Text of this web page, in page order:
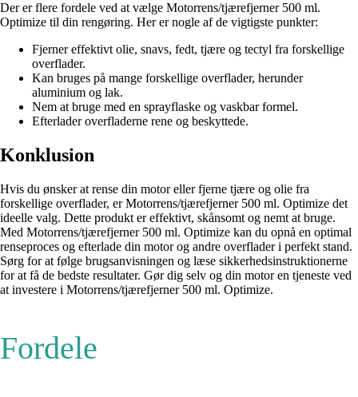
Der er flere fordele ved at vælge Motorrens/tjærefjerner 500 ml.
Optimize til din rengøring. Her er nogle af de vigtigste punkter:
Fjerner effektivt olie, snavs, fedt, tjære og tectyl fra forskellige
overflader.
Kan bruges på mange forskellige overflader, herunder
aluminium og lak.
Nem at bruge med en sprayflaske og vaskbar formel.
Efterlader overfladerne rene og beskyttede.
Konklusion
Hvis du ønsker at rense din motor eller fjerne tjære og olie fra
forskellige overflader, er Motorrens/tjærefjerner 500 ml. Optimize det
ideelle valg. Dette produkt er effektivt, skånsomt og nemt at bruge.
Med Motorrens/tjærefjerner 500 ml. Optimize kan du opnå en optimal
renseproces og efterlade din motor og andre overflader i perfekt stand.
Sørg for at følge brugsanvisningen og læse sikkerhedsinstruktionerne
for at få de bedste resultater. Gør dig selv og din motor en tjeneste ved
at investere i Motorrens/tjærefjerner 500 ml. Optimize.
Fordele